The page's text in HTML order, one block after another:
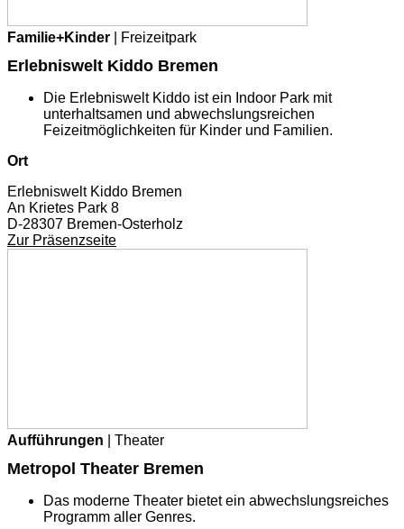
Familie+Kinder | Freizeitpark
Erlebniswelt Kiddo Bremen
Die Erlebniswelt Kiddo ist ein Indoor Park mit
unterhaltsamen und abwechslungsreichen
Feizeitmöglichkeiten für Kinder und Familien.
Ort
Erlebniswelt Kiddo Bremen
An Krietes Park 8
D-28307 Bremen-Osterholz
Zur Präsenzseite
Aufführungen | Theater
Metropol Theater Bremen
Das moderne Theater bietet ein abwechslungsreiches
Programm aller Genres.